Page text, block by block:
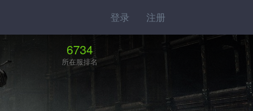
登录 注册
6734
所在服排名